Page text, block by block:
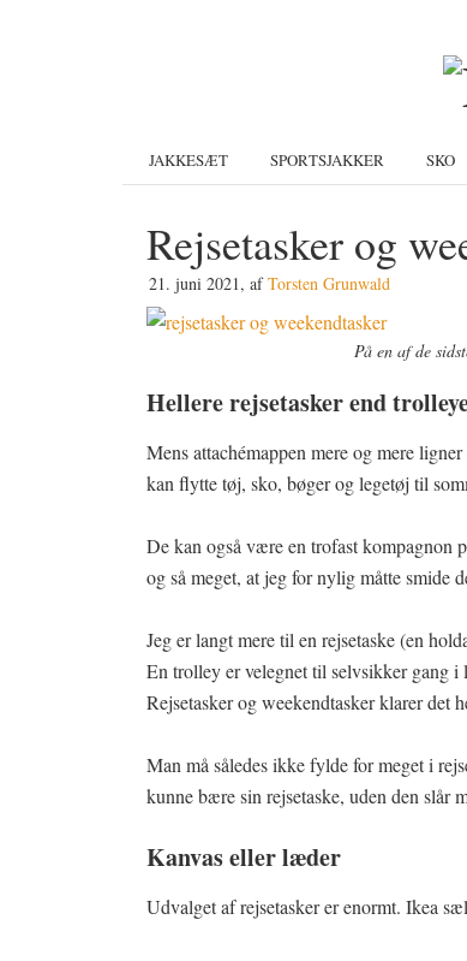
JAKKESÆT SPORTSJAKKER SKO
Rejsetasker og
21. juni 2021, afTorsten Grunwald
På en af de
Hellere rejsetasker end
Mens attachémappen mere og mere
kan flytte tøj, sko, bøger og legetøj til
De kan også være en trofast kompagnon
og så meget, at jeg for nylig måtte smide
Jeg er langt mere til en rejsetaske (en
En trolley er velegnet til selvsikker gang
Rejsetasker og weekendtasker klarer det
Man må således ikke fylde for meget i
kunne bære sin rejsetaske, uden den slår
Kanvas eller læder
Udvalget af rejsetasker er enormt. Ikea